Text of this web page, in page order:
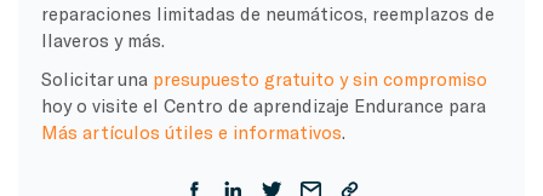
reparaciones limitadas de neumáticos, reemplazos de
llaveros y más.
Solicitar una presupuesto gratuito y sin compromiso
hoy o visite el Centro de aprendizaje Endurance para
Más artículos útiles e informativos.